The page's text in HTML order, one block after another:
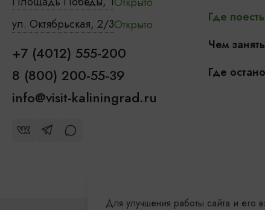
ул. Октябрьская, 2/3Открыто
+7 (4012) 555-200
8 (800) 200-55-39
info@visit-kaliningrad.ru
Где поесть
Чем
Где
Для улучшения работы сайта и его